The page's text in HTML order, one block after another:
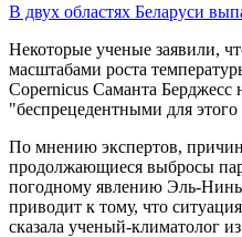
В двух областях Беларуси
Некоторые ученые заявили,
масштабами роста
Copernicus Саманта Берджесс
"беспрецедентными для
По мнению экспертов,
продолжающиеся выбросы
погодному явлению Эль-
приводит к тому, что
сказала ученый-климатолог